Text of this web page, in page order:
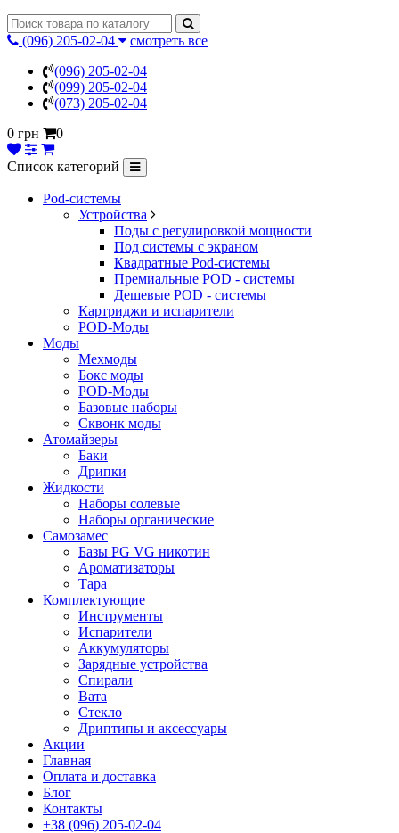
(096) 205-02-04
смотреть все
(096) 205-02-04
(099) 205-02-04
(073) 205-02-04
0 грн
0
Список категорий
Pod-системы
Устройства
Поды с регулировкой мощности
Под системы с экраном
Квадратные Pod-системы
Премиальные POD - системы
Дешевые POD - системы
Картриджи и испарители
POD-Моды
Моды
Мехмоды
Бокс моды
POD-Моды
Базовые наборы
Сквонк моды
Атомайзеры
Баки
Дрипки
Жидкости
Наборы солевые
Наборы органические
Самозамес
Базы PG VG никотин
Ароматизаторы
Тара
Комплектующие
Инструменты
Испарители
Аккумуляторы
Зарядные устройства
Спирали
Вата
Стекло
Дриптипы и аксессуары
Акции
Главная
Оплата и доставка
Блог
Контакты
+38 (096) 205-02-04